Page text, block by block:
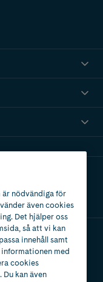
är nödvändiga för
även cookies
Det hjälper oss
så att vi kan
innehåll samt
med
cookies
kan även